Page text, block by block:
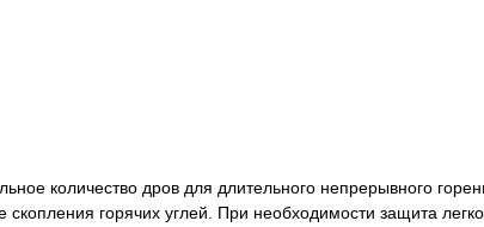
количество дров для длительного непрерывного
горячих углей. При необходимости защита